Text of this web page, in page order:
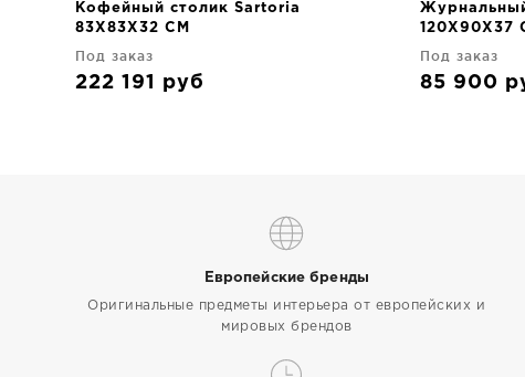
Кофейный столик Sartoria
83X83X32 CM
Под заказ
222 191 руб
120X90X37
Под заказ
85 900
Европейские бренды
Оригинальные предметы интерьера от европейских и
мировых брендов